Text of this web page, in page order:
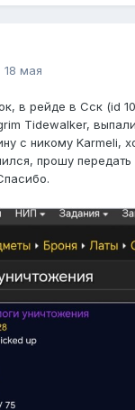
18 мая
в рейде в Сск (id
Tidewalker,
с никому Karmeli,
прошу